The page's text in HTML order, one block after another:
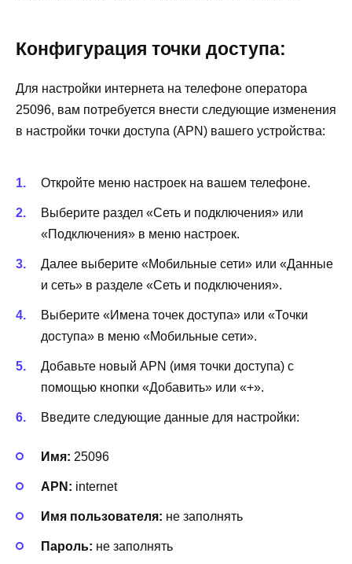
Конфигурация точки доступа:
Для настройки интернета на телефоне оператора
25096, вам потребуется внести следующие изменения
в настройки точки доступа (APN) вашего устройства:
Откройте меню настроек на вашем телефоне.
Выберите раздел «Сеть и подключения» или
«Подключения» в меню настроек.
Далее выберите «Мобильные сети» или «Данные
и сеть» в разделе «Сеть и подключения».
Выберите «Имена точек доступа» или «Точки
доступа» в меню «Мобильные сети».
Добавьте новый APN (имя точки доступа) с
помощью кнопки «Добавить» или «+».
Введите следующие данные для настройки:
Имя: 25096
APN: internet
Имя пользователя: не заполнять
Пароль: не заполнять